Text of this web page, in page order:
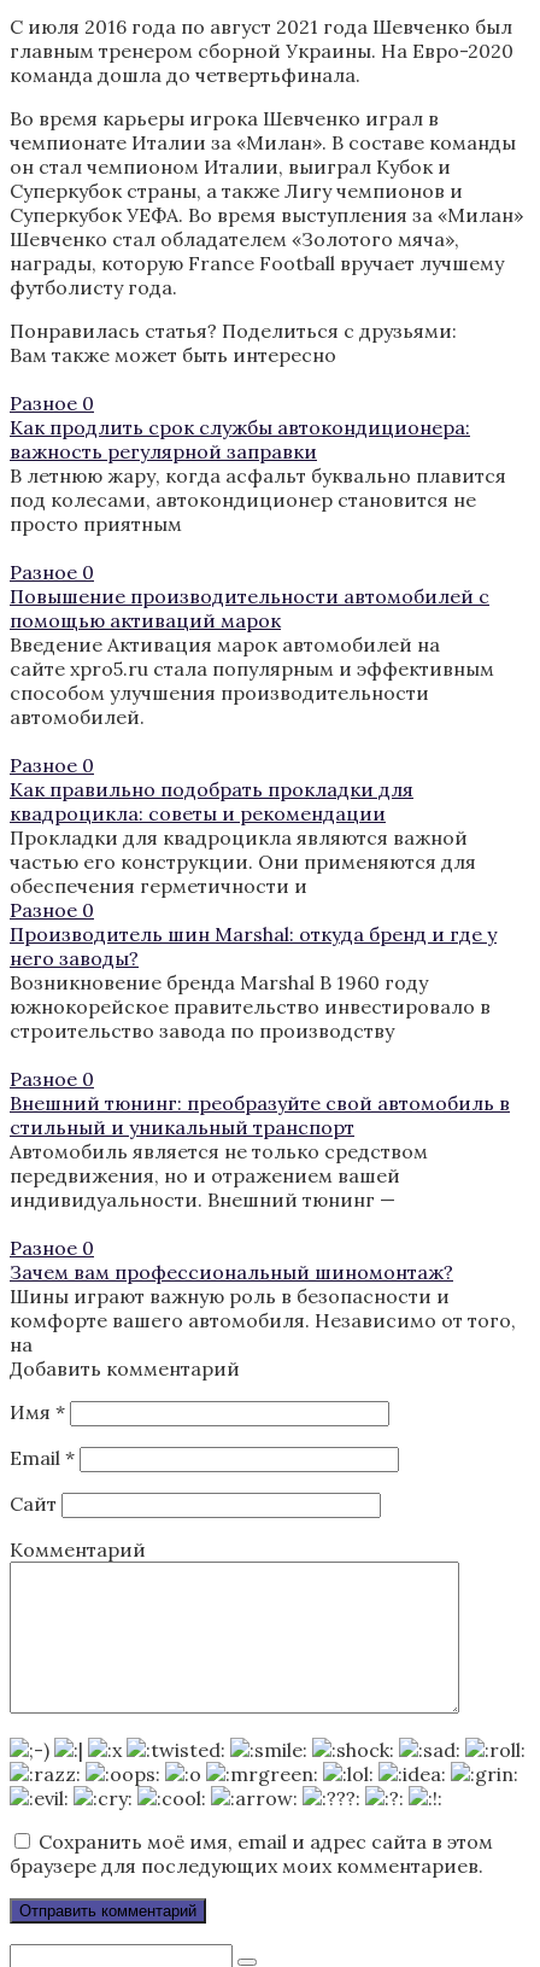
С июля 2016 года по август 2021 года Шевченко был
главным тренером сборной Украины. На Евро-2020
команда дошла до четвертьфинала.
Во время карьеры игрока Шевченко играл в
чемпионате Италии за «Милан». В составе команды
он стал чемпионом Италии, выиграл Кубок и
Суперкубок страны, а также Лигу чемпионов и
Суперкубок УЕФА. Во время выступления за «Милан»
Шевченко стал обладателем «Золотого мяча»,
награды, которую France Football вручает лучшему
футболисту года.
Понравилась статья? Поделиться с друзьями:
Вам также может быть интересно
Разное 0
Как продлить срок службы автокондиционера:
важность регулярной заправки
В летнюю жару, когда асфальт буквально плавится
под колесами, автокондиционер становится не
просто приятным
Разное 0
Повышение производительности автомобилей с
помощью активаций марок
Введение Активация марок автомобилей на
сайте xpro5.ru стала популярным и эффективным
способом улучшения производительности
автомобилей.
Разное 0
Как правильно подобрать прокладки для
квадроцикла: советы и рекомендации
Прокладки для квадроцикла являются важной
частью его конструкции. Они применяются для
обеспечения герметичности и
Разное 0
Производитель шин Marshal: откуда бренд и где у
него заводы?
Возникновение бренда Marshal В 1960 году
южнокорейское правительство инвестировало в
строительство завода по производству
Разное 0
Внешний тюнинг: преобразуйте свой автомобиль в
стильный и уникальный транспорт
Автомобиль является не только средством
передвижения, но и отражением вашей
индивидуальности. Внешний тюнинг —
Разное 0
Зачем вам профессиональный шиномонтаж?
Шины играют важную роль в безопасности и
комфорте вашего автомобиля. Независимо от того,
на
Добавить комментарий
Имя *
Email *
Сайт
Комментарий
Сохранить моё имя, email и адрес сайта в этом
браузере для последующих моих комментариев.
Поиск: